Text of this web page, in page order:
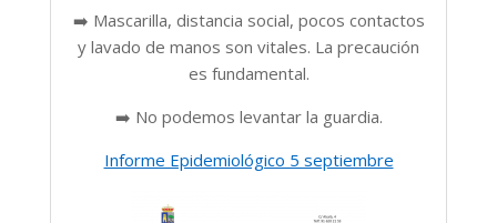
➡️ Mascarilla, distancia social, pocos contactos
y lavado de manos son vitales. La precaución
es fundamental.
➡️ No podemos levantar la guardia.
Informe Epidemiológico 5 septiembre